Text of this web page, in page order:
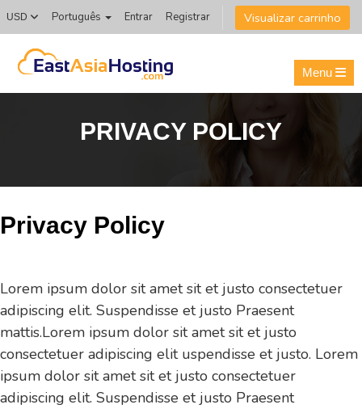
USD Português Entrar Registrar Visualizar carrinho
Menu
PRIVACY POLICY
Privacy Policy
Lorem ipsum dolor sit amet sit et justo consectetuer
adipiscing elit. Suspendisse et justo Praesent
mattis.Lorem ipsum dolor sit amet sit et justo
consectetuer adipiscing elit uspendisse et justo. Lorem
ipsum dolor sit amet sit et justo consectetuer
adipiscing elit. Suspendisse et justo Praesent